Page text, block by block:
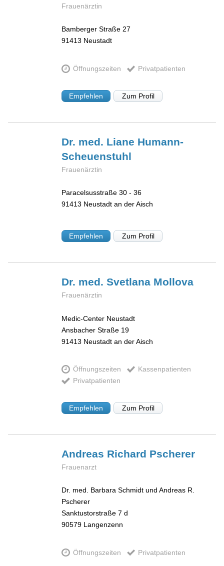
Frauenärztin
Bamberger Straße 27
91413 Neustadt
Öffnungszeiten Privatpatienten
Empfehlen Zum Profil
Dr. med. Liane Humann-
Scheuenstuhl
Frauenärztin
Paracelsusstraße 30 - 36
91413 Neustadt an der Aisch
Empfehlen Zum Profil
Dr. med. Svetlana Mollova
Frauenärztin
Medic-Center Neustadt
Ansbacher Straße 19
91413 Neustadt an der Aisch
Öffnungszeiten
Kassenpatienten
Privatpatienten
Empfehlen Zum Profil
Andreas Richard Pscherer
Frauenarzt
Dr. med. Barbara Schmidt und Andreas R.
Pscherer
Sanktustorstraße 7 d
90579 Langenzenn
Öffnungszeiten Privatpatienten